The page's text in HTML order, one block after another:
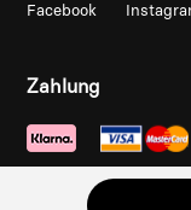
Facebook
Zahlung